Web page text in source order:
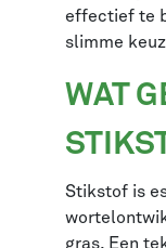
effectief te
slimme
WAT
Stikstof is
gras. Een